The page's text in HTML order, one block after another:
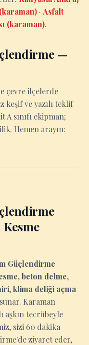
· Asfalt
(karaman).
—
çevre ilçelerde
keşif ve yazılı teklif
sınıfı ekipman;
Hemen arayın:
Güçlendirme
,beton delme,
,klima deliği açma
Karaman
aşkın tecrübeyle
sizi 60 dakika
ziyaret eder,